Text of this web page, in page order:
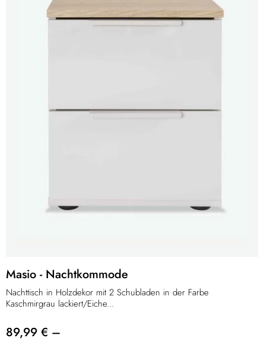
Masio - Nachtkommode
Nachttisch in Holzdekor mit 2 Schubladen in der Farbe
Kaschmirgrau lackiert/Eiche...
89,99 € –